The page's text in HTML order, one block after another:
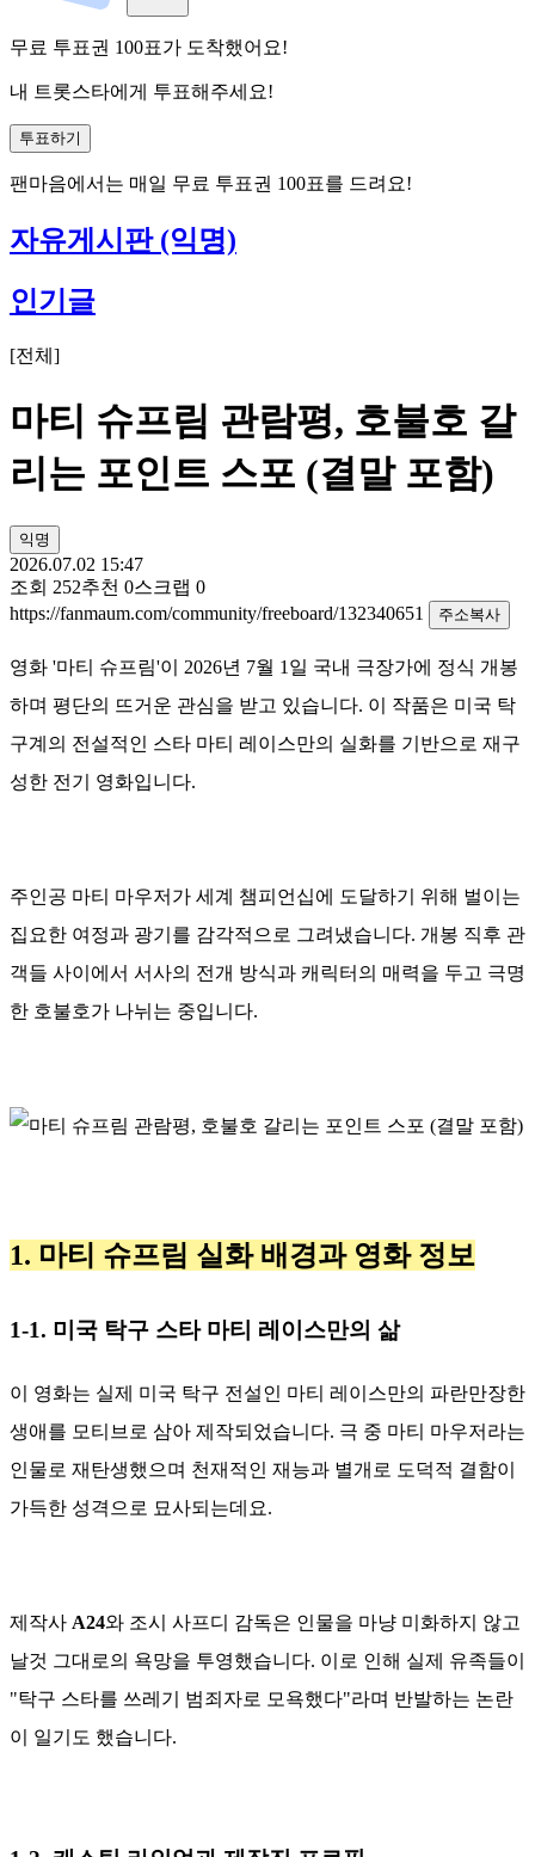
무료 투표권 100표가 도착했어요!
내 트롯스타에게 투표해주세요!
투표하기
팬마음에서는 매일 무료 투표권 100표를 드려요!
자유게시판 (익명)
인기글
[전체 ]
마티 슈프림 관람평, 호불호 갈
리는 포인트 스포 (결말 포함)
익명
2026.07.02 15:47
조회 252추천 0스크랩 0
https://fanmaum.com/community/freeboard/132340651
주소복사
영화 '마티 슈프림'이 2026년 7월 1일 국내 극장가에 정식 개봉
하며 평단의 뜨거운 관심을 받고 있습니다. 이 작품은 미국 탁
구계의 전설적인 스타 마티 레이스만의 실화를 기반으로 재구
성한 전기 영화입니다.
주인공 마티 마우저가 세계 챔피언십에 도달하기 위해 벌이는
집요한 여정과 광기를 감각적으로 그려냈습니다. 개봉 직후 관
객들 사이에서 서사의 전개 방식과 캐릭터의 매력을 두고 극명
한 호불호가 나뉘는 중입니다.
1. 마티 슈프림 실화 배경과 영화 정보
1-1. 미국 탁구 스타 마티 레이스만의 삶
이 영화는 실제 미국 탁구 전설인 마티 레이스만의 파란만장한
생애를 모티브로 삼아 제작되었습니다. 극 중 마티 마우저라는
인물로 재탄생했으며 천재적인 재능과 별개로 도덕적 결함이
가득한 성격으로 묘사되는데요.
제작사 A24와 조시 사프디 감독은 인물을 마냥 미화하지 않고
날것 그대로의 욕망을 투영했습니다. 이로 인해 실제 유족들이
"탁구 스타를 쓰레기 범죄자로 모욕했다"라며 반발하는 논란
이 일기도 했습니다.